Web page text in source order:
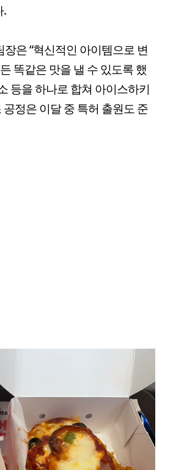
.
은 “혁신적인 아이템으로 변
똑같은 맛을 낼 수 있도록 했
등을 하나로 합쳐 아이스하키
정은 이달 중 특허 출원도 준